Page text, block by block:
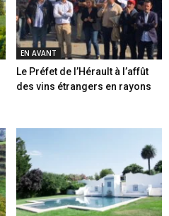
EN AVANT
Le Préfet de l’Hérault à l’affût
des vins étrangers en rayons